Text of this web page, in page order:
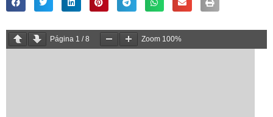
Página 1 /8 Zoom 100%